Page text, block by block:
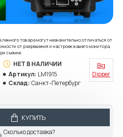
товара могут незначительно отличаться от
от разрешения и настроек вашего монитора,
съемке.
НЕТ В НАЛИЧИИ
Артикул: LM1915
Склад: Санкт-Петербург
Big
Dipper
КУПИТЬ
Сколько доставка?